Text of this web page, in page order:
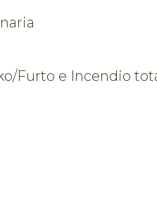
Furto e Incendio